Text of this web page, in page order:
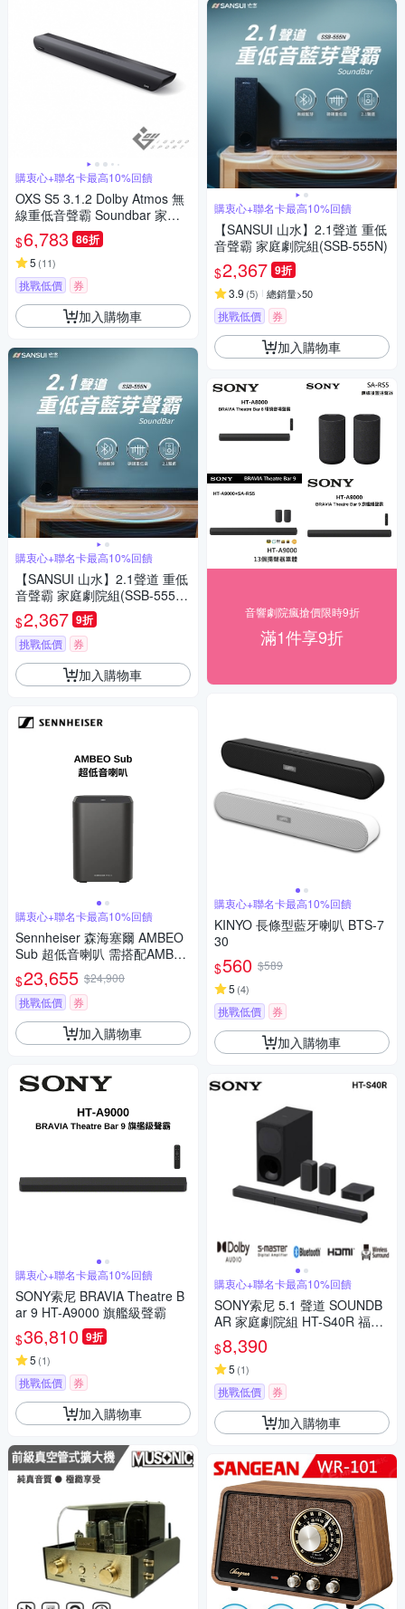
購衷心+聯名卡最高10%回饋
OXS S5 3.1.2 Dolby Atmos 無
線重低音聲霸 Soundbar 家庭
劇院
$6,783 86折
5 (11)
挑戰低價 券
加入購物車
購衷心+聯名卡最高10%回饋
【SANSUI 山水】2.1聲道 重低
音聲霸 家庭劇院組(SSB-555N)
特
$2,367 9折
挑戰低價 券
加入購物車
購衷心+聯名卡最高10%回饋
Sennheiser 森海塞爾 AMBEO
Sub 超低音喇叭 需搭配AMBE
O Plus使用
$23,655 $24,900
挑戰低價
券
加入購物車
購衷心+聯名卡最高10%回饋
SONY索尼 BRAVIA Theatre B
ar 9 HT-A9000 旗艦級聲霸
$36,810 9折
5 (1)
挑戰低價 券
加入購物車
購衷心+聯名卡最高10%回饋
【SANSUI 山水】2.1聲道 重低
音聲霸 家庭劇院組(SSB-555N)
$2,367 9折
3.9 (5) 總銷量>50
挑戰低價 券
加入購物車
音響劇院瘋搶價限時9折
滿1件享9折
購衷心+聯名卡最高10%回饋
KINYO 長條型藍牙喇叭 BTS-7
30
$560 $589
5 (4)
挑戰低價 券
加入購物車
購衷心+聯名卡最高10%回饋
SONY索尼 5.1 聲道 SOUNDB
AR 家庭劇院組 HT-S40R 福利
品
$8,390
5 (1)
挑戰低價 券
加入購物車